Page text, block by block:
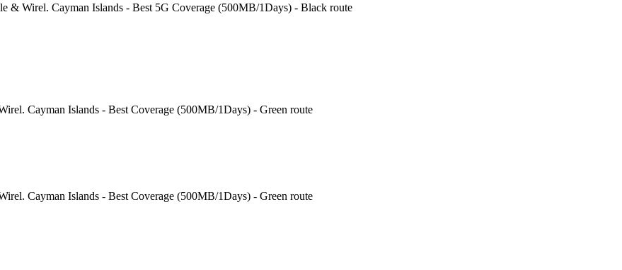
& Wirel. Cayman Islands - Best 5G Coverage (500MB/1Days) - Black route
Cayman Islands - Best Coverage (500MB/1Days) - Green route
Cayman Islands - Best Coverage (500MB/1Days) - Green route